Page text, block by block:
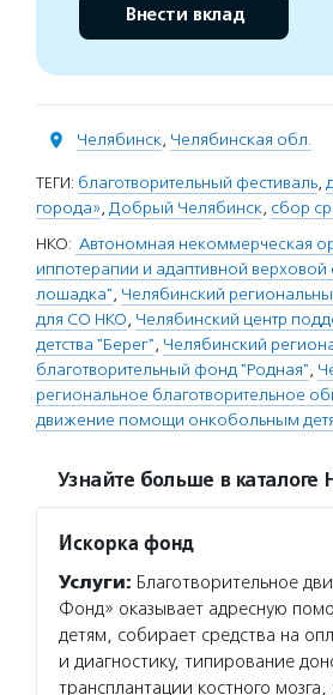
Внести вклад
Челябинск, Челябинская обл.
ТЕГИ: благотворительный фестиваль,
города», Добрый Челябинск, сбор
НКО: Автономная некоммерческая
иппотерапии и адаптивной
лошадка", Челябинский
для СО НКО, Челябинский центр
детства "Берег", Челябинский
благотворительный фонд "Родная",
региональное благотворительное
движение помощи онкобольным
Узнайте больше в каталоге
Искорка фонд
Услуги: Благотворительное
Фонд» оказывает адресную
детям, собирает средства на
и диагностику, типирование
трансплантации костного